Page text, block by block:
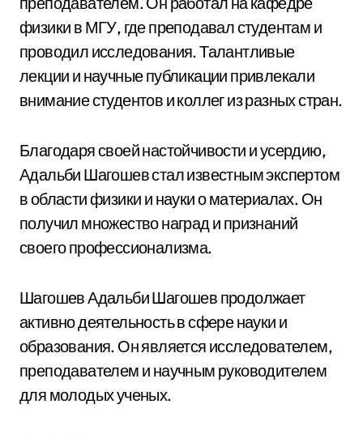
физики в МГУ, где преподавал студентам и
проводил исследования. Талантливые
лекции и научные публикации привлекали
внимание студентов и коллег из разных стран.
Благодаря своей настойчивости и усердию,
Адальби Шагошев стал известным экспертом
в области физики и науки о материалах. Он
получил множество наград и признаний
своего профессионализма.
Шагошев Адальби Шагошев продолжает
активно деятельность в сфере науки и
образования. Он является исследователем,
преподавателем и научным руководителем
для молодых ученых.